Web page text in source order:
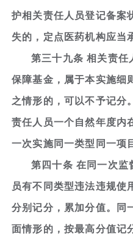
护相关责任人员登记备案
失的，定点医药机构应当
第三十九条 相关责任
保障基金，属于本实施细
之情形的，可以不予记分
责任人员一个自然年度内
一次实施同一类型同一项
第四十条 在同一次监
员有不同类型违法违规使
分别记分，累加分值。同
面情形的，按最高分值记